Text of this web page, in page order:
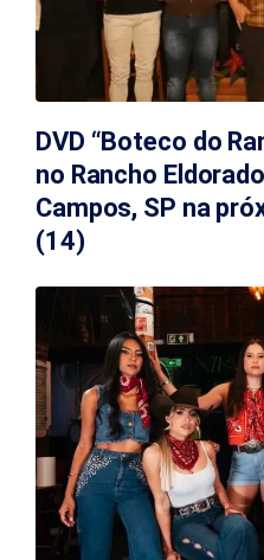
DVD “Boteco do
no Rancho
Campos, SP na
(14)